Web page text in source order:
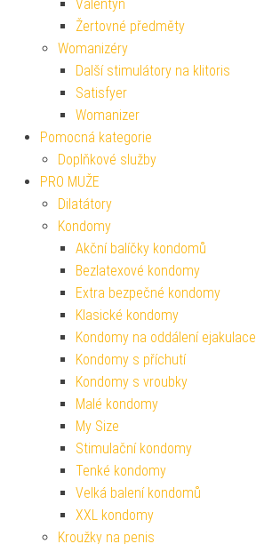
Valentýn
Žertovné předměty
Womanizéry
Další stimulátory na klitoris
Satisfyer
Womanizer
Pomocná kategorie
Doplňkové služby
PRO MUŽE
Dilatátory
Kondomy
Akční balíčky kondomů
Bezlatexové kondomy
Extra bezpečné kondomy
Klasické kondomy
Kondomy na oddálení ejakulace
Kondomy s příchutí
Kondomy s vroubky
Malé kondomy
My Size
Stimulační kondomy
Tenké kondomy
Velká balení kondomů
XXL kondomy
Kroužky na penis